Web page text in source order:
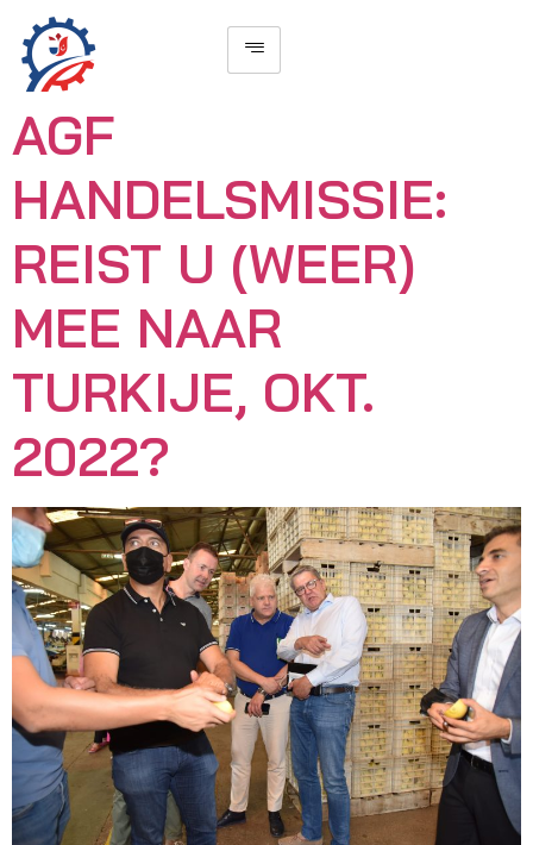
AGF
HANDELSMISSIE:
REIST U (WEER)
MEE NAAR
TURKIJE, OKT.
2022?